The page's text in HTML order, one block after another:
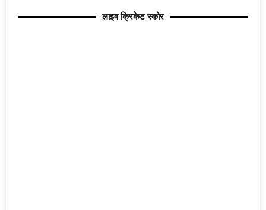
लाइव क्रिकेट स्कोर